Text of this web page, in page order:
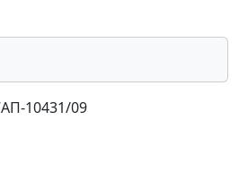
10431/09